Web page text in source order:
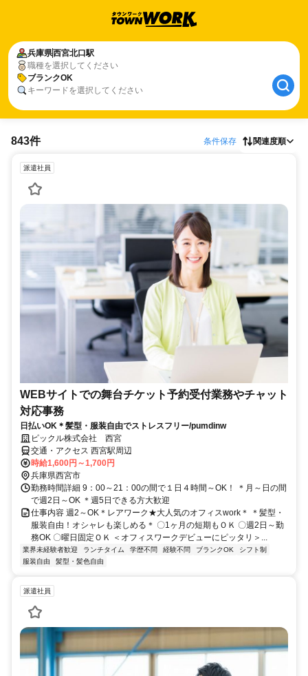
兵庫県西宮北口駅
職種を選択してください
ブランクOK
キーワードを選択してください
843件 条件保存 関連度順
派遣社員
WEBサイトでの舞台チケット予約受付業務やチャット
対応事務
日払いOK＊髪型・服装自由でストレスフリー/pumdinw
ピックル株式会社 西宮
交通・アクセス 西宮駅周辺
時給1,600円～1,700円
兵庫県西宮市
勤務時間詳細 9：00～21：00の間で１日４時間～OK！ ＊月～日の間
で週2日～OK ＊週5日できる方大歓迎
仕事内容 週2～OK＊レアワーク★大人気のオフィスwork＊ ＊髪型・
服装自由！オシャレも楽しめる＊ 〇1ヶ月の短期もＯＫ 〇週2日～勤
務OK 〇曜日固定ＯＫ ＜オフィスワークデビューにピッタリ＞...
業界未経験者歓迎 ランチタイム 学歴不問 経験不問 ブランクOK
シフト制
服装自由
髪型・髪色自由
派遣社員